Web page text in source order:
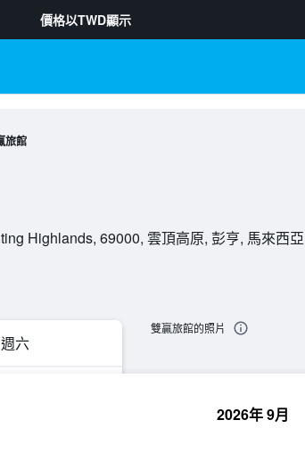
價格以TWD顯示
旅館
Highlands, 69000, 雲頂高原, 彭亨, 馬來西亞
六
雙贏旅館的照片
2026年 9月